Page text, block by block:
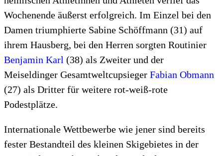
Wochenende äußerst erfolgreich. Im Einzel bei den
Damen triumphierte Sabine Schöffmann (31) auf
ihrem Hausberg, bei den Herren sorgten Routinier
Benjamin Karl (38) als Zweiter und der
Meiseldinger Gesamtweltcupsieger Fabian Obmann
(27) als Dritter für weitere rot-weiß-rote
Podestplätze.
Internationale Wettbewerbe wie jener sind bereits
fester Bestandteil des kleinen Skigebietes in der